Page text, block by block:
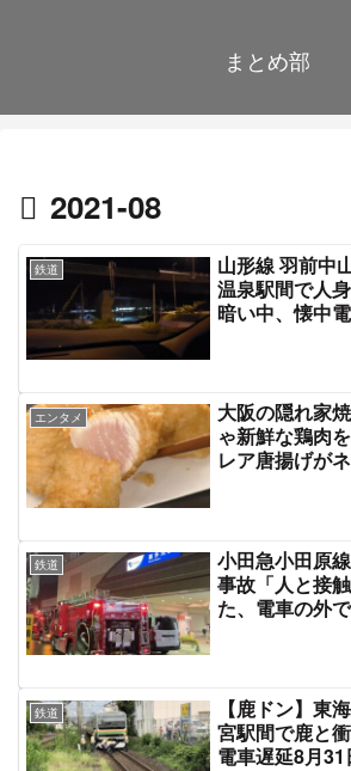
まとめ部
2021-08
鉄道
山形線 羽前中
温泉駅間で人
暗い中、懐中
エンタメ
大阪の隠れ家
ゃ新鮮な鶏肉
レア唐揚げが
する声 #なる
鉄道
小田急小田原
事故「人と接
た、電車の外
鉄道
【鹿ドン】東
宮駅間で鹿と
電車遅延8月31